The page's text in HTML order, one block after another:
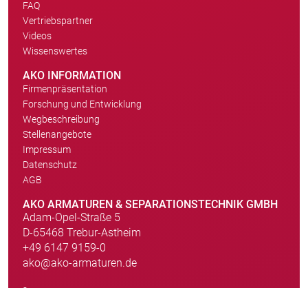
FAQ
Vertriebspartner
Videos
Wissenswertes
AKO INFORMATION
Firmenpräsentation
Forschung und Entwicklung
Wegbeschreibung
Stellenangebote
Impressum
Datenschutz
AGB
AKO ARMATUREN & SEPARATIONSTECHNIK GMBH
Adam-Opel-Straße 5
D-65468 Trebur-Astheim
+49 6147 9159-0
ako@ako-armaturen.de